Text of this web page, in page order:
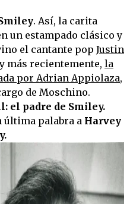
. Así, la carita
un estampado clásico y
el cantante pop Justin
más recientemente, la
por Adrian Appiolaza,
de Moschino.
el padre de Smiley.
última palabra a Harvey